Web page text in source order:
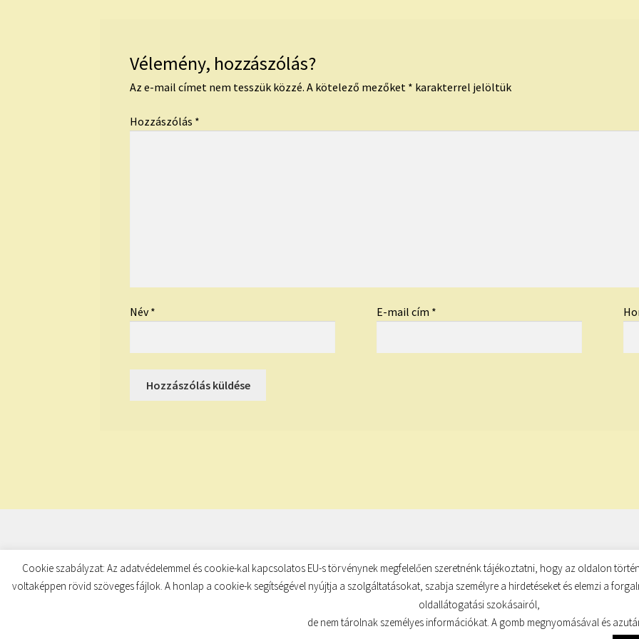
Vélemény, hozzászólás?
Az e-mail címet nem tesszük közzé. A kötelező mezőket * karakterrel jelöltük
Hozzászólás *
Név* E-mail cím *
© TUDATKULCS 2026
Built with Storefront
Cookie szabályzat: Az adatvédelemmel és cookie-kal kapcsolatos EU-s törvénynek megfelelően szeretnénk tájékoztatni, hogy az oldalon
voltaképpen rövid szöveges fájlok. A honlap a cookie-k segítségével nyújtja a szolgáltatásokat, szabja személyre a hirdetéseket és elemzi a
oldallátogatási szokásairól,
de nem tárolnak személyes információkat. A gomb megnyomásával és